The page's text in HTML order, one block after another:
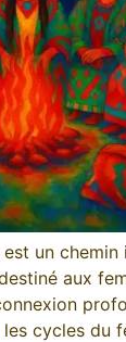
est un
aux
cycles du